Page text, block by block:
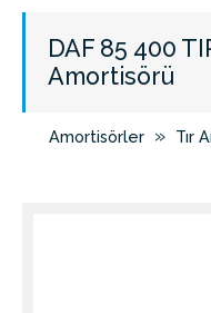
DAF 85 400
Amortisörü
Amortisörler » Tır